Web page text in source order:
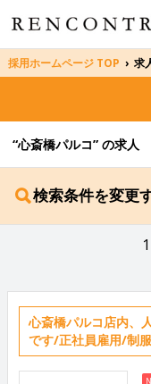
採用ホームページ TOP › 求
“心斎橋パルコ” の求人
検索条件を変更
心斎橋パルコ店内、
です/正社員雇用/制